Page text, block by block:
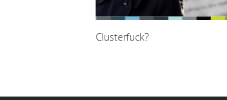
Clusterfuck?